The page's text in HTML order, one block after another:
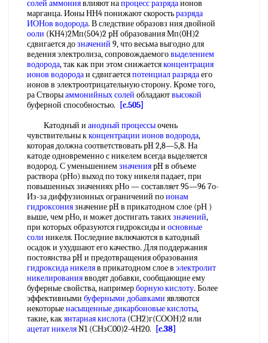
солей аммониявлияют напроцесс разрядаионов
марганца. Ионы НН4 понижают скоростьразряда
ИОНов водорода. В следствие образовз ния двойной
ооли (КН4)2Мп(504)2 pH образования Мп(0Н)2
сдвигается дозначений 9, что весьма выгодно для
ведения электролиза, сопровождаемоговыделением
водорода, так как при этом снижаетсяконцентрация
ионов водородаи сдвигаетсяпотенциал разрядаего
ионов в электроотрицательную сторону. Кроме того,
ра Створыаммонийных солей обладаютвысокой
буферной способностью.
[c.505]
Катодный и анодный процессыочень
чувствительны кконцентрации ионов водорода,
которая должна соответствовать pH 2,8—5,8. На
катоде одновременно с никелем всегда выделяется
водород. С уменьшениемзначенияpH в объеме
раствора (рНо) выход по току никеля падает, при
повышенных значениях рНо — составляет 95—96 7о-
Из-за диффузионных ограничений поионам
гидроксониязначение pH в прикатодном слое (рН )
выше, чем рНо, и может достигать такихзначений,
при которых образуются гидроксиды и основные
соли никеля. Последние включаются в катодный
осадок и ухудшают его качество. Для поддержания
постоянства pH и предотвращения образования
гидроксида никеляв прикатодном слое в электролит
никелированиявводят добавки, сообщающие ему
буферные свойства, напримерборную кислоту. Более
эффективными буферными добавками являются
некоторыенасыщенные дикарбоновые кислоты,
такие, какянтарная кислота (СН2)г(СООН)2 или
ацетат никеляN1 (СНзС00)2-4Н20.
[c.38]